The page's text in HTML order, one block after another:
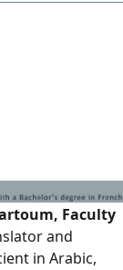
Faculty
and
in Arabic,